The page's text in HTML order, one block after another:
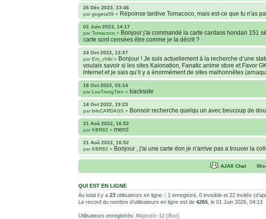
26 Déc 2023, 13:46
par gogeta59 » Répoinse tardive Tomacoco, mais est-ce que tu n'as
02 Juin 2023, 14:17
par Tomacoco » Bonjour j'ai commandé la carte cardass hondan 151
carte sont censées être comme je la décrit ?
24 Oct 2022, 13:37
par Em_chibi » Bonjour ! Je suis actuellement à la recherche d’une
voulais savoir si les sites Kaionation, Fanatic anime store et Favor
internet et je sais qu’il y a énormément de sites malhonnêtes
18 Oct 2022, 03:14
par LuuTrongTien » backside
14 Oct 2022, 19:23
par loloCARDASS » Bonsoir recherche quelqu un avec beucoup de
21 Aoû 2022, 16:52
par KBR82 » merci
21 Aoû 2022, 16:52
par KBR82 » Bonjour , j'ai une carte don je n'arrive pas a trouver la
Hi guys, I'm downloading the HD versions of the
how to remove it?
22 Avr 2022, 22:55
parjuju93100 »@Yasuke c'est pour le jeu. Les Super Battle se
ensuite le chiffre dessous pour savoir qui remporte la manche. Si
08 Fév 2022, 19:31
AJAX Chat
QUI EST EN LIGNE
Au total il y a 23 utilisateurs en ligne :: 1 enregistré, 0 invisible et 22 invités
Le record du nombre d’utilisateurs en ligne est de 4265 , le 01 Juin 2026, 04:13
Utilisateurs enregistrés: Majestic-12 [Bot]